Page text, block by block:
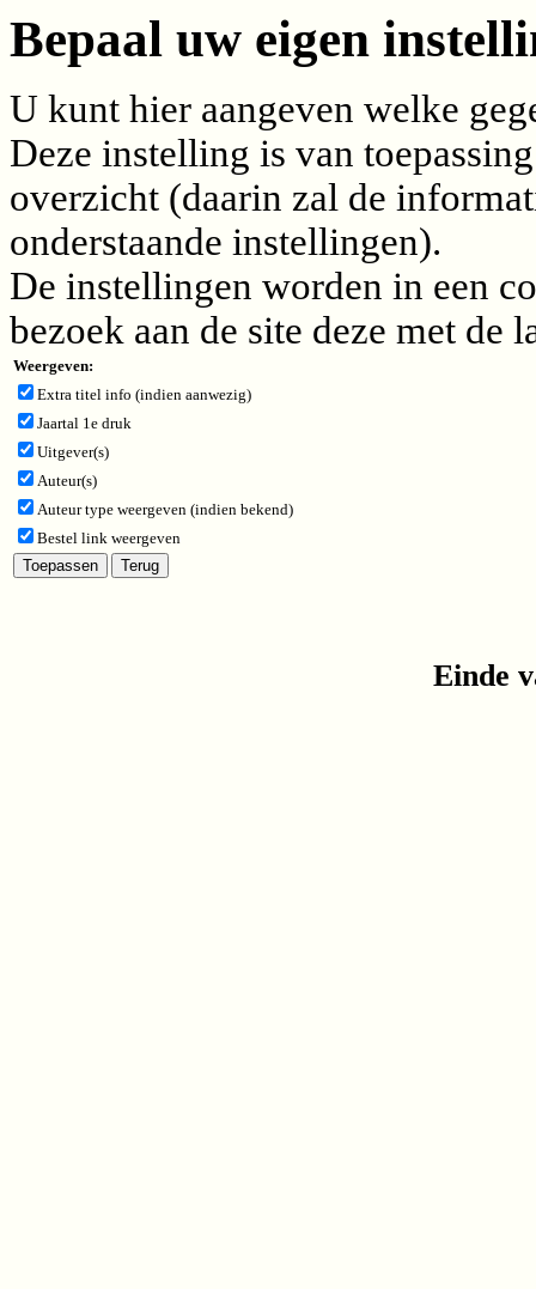
Bepaal uw eigen
U kunt hier aangeven welke
Deze instelling is van
overzicht (daarin zal de
onderstaande instellingen).
De instellingen worden in een
bezoek aan de site deze met de
Weergeven:
Extra titel info (indien aanwezig)
Jaartal 1e druk
Uitgever(s)
Auteur(s)
Auteur type weergeven (indien bekend)
Bestel link weergeven
Einde